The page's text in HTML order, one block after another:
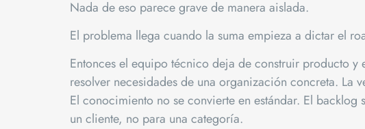
Nada de eso parece grave de manera aislada.
El problema llega cuando la suma empieza a dictar el
Entonces el equipo técnico deja de construir producto y
resolver necesidades de una organización concreta. La
El conocimiento no se convierte en estándar. El backlog
un cliente, no para una categoría.